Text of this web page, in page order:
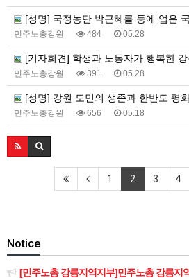
[성명] 국정농단 박근혜를 등에 업은 국민의힘의 선거 농단과 ‘1심 유죄’
민주노총강원 484 05.28
[기자회견] 학생과 노동자가 행복한 강원교육 개혁을
민주노총강원 391 05.28
[성명] 강원 도민의 생존과 한반도 평화 위협하는 일본 자위대 진출 시
민주노총강원 656 05.18
1 2 3 4
Notice
[민주노총 강릉지역지부]민주노총 강릉지역지부 제